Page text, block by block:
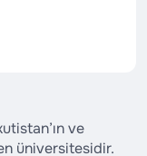
ve
üniversitesidir.